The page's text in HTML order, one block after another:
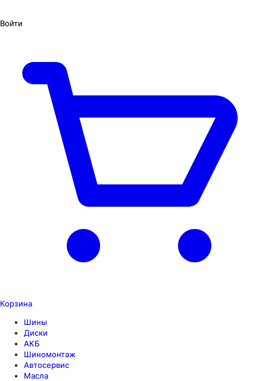
Войти
Корзина
Шины
Диски
АКБ
Шиномонтаж
Автосервис
Масла